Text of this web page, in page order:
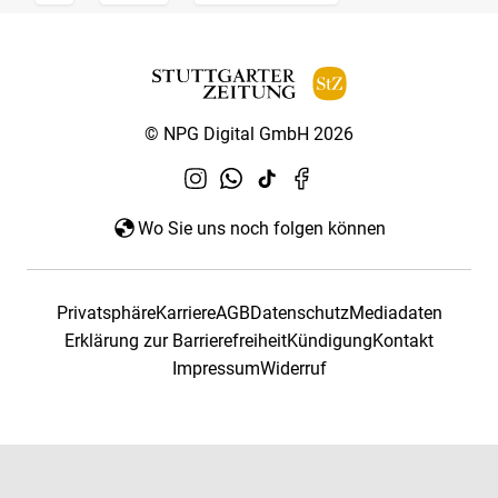
© NPG Digital GmbH 2026
Wo Sie uns noch folgen können
PrivatsphäreKarriereAGBDatenschutzMediadaten
Erklärung zur BarrierefreiheitKündigungKontakt
ImpressumWiderruf